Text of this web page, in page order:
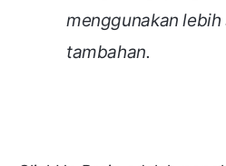
menggunakan
tambahan.